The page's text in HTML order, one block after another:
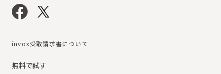
invox受取請求書について
無料で試す